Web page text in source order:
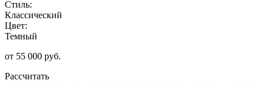
Стиль:
Классический
Цвет:
Темный
от 55 000 руб.
Рассчитать